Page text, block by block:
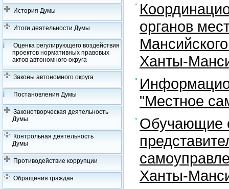
История Думы
Итоги деятельности Думы
Оценка регулирующего воздействия
проектов нормативных правовых
актов автономного округа
Законы автономного округа
Постановления Думы
Законотворческая деятельность
Думы
Контрольная деятельность
Думы
Противодействие коррупции
Обращения граждан
органов
Ханты-
"Местное
Обучающие
Ханты-